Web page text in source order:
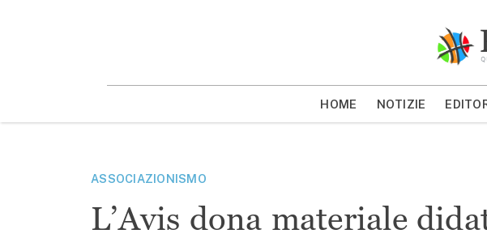
HOME NOTIZIE
ASSOCIAZIONISMO
L’Avis dona materiale